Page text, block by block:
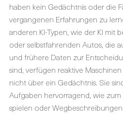
haben kein Gedächtnis oder die
vergangenen Erfahrungen zu
anderen KI-Typen, wie der KI mit
oder selbstfahrenden Autos, die
und frühere Daten zur
sind, verfügen reaktive
nicht über ein Gedächtnis. Sie
Aufgaben hervorragend, wie
spielen oder